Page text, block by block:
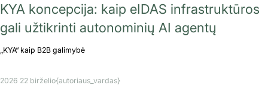
KYA koncepcija: kaip eIDAS infrastruktūros
gali užtikrinti autonominių AI agentų
„KYA“ kaip B2B galimybė
2026 22 birželio{autoriaus_vardas}